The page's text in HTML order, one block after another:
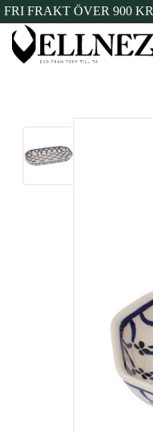
FRI FRAKT ÖVER 900 KR